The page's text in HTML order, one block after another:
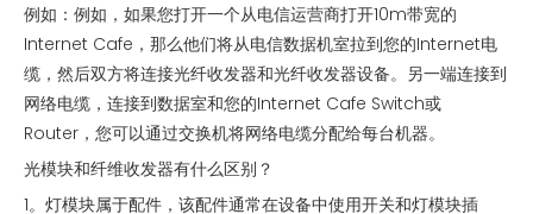
例如：例如，如果您打开一个从电信运营商打开10m带宽的
Internet Cafe，那么他们将从电信数据机室拉到您的Internet电
缆，然后双方将连接光纤收发器和光纤收发器设备。另一端连接到
网络电缆，连接到数据室和您的Internet Cafe Switch或
Router，您可以通过交换机将网络电缆分配给每台机器。
光模块和纤维收发器有什么区别？
1。灯模块属于配件，该配件通常在设备中使用开关和灯模块插